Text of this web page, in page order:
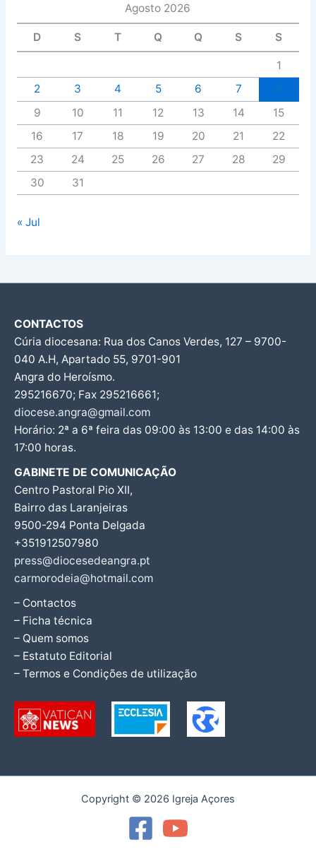
Agosto 2026
D S T Q Q S S
1
2
3 4 5 6 7
9
10 11 12 13 14
15
16
17 18 19 20 21
22
23
24 25 26 27 28
29
30
31
« Jul
CONTACTOS
Cúria diocesana: Rua dos Canos Verdes, 127 – 9700-
040 A.H, Apartado 55, 9701-901
Angra do Heroísmo.
295216670; Fax 295216661;
diocese.angra@gmail.com
Horário: 2ª a 6ª feira das 09:00 às 13:00 e das 14:00 às
17:00 horas.
GABINETE DE COMUNICAÇÃO
Centro Pastoral Pio XII,
Bairro das Laranjeiras
9500-294 Ponta Delgada
+351912507980
press@diocesedeangra.pt
carmorodeia@hotmail.com
– Contactos
– Ficha técnica
– Quem somos
– Estatuto Editorial
– Termos e Condições de utilização
Copyright © 2026 Igreja Açores